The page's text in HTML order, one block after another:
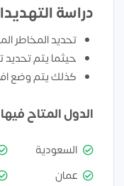
دراسة
تحديد المخاطر
حيثما يتم تحديد
كذلك يتم وضع
الدول المتاح
السعودية
عمان